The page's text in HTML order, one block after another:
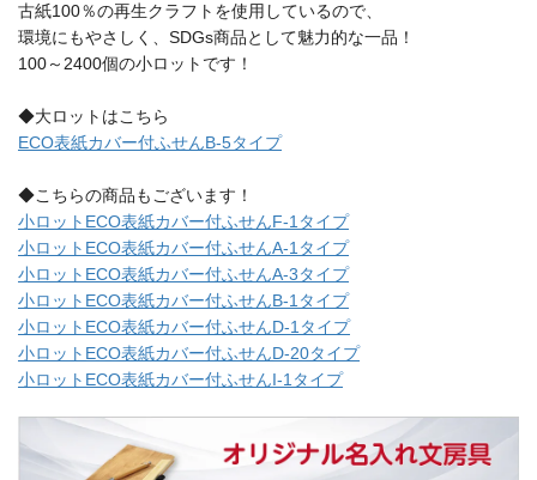
古紙100％の再生クラフトを使用しているので、
環境にもやさしく、SDGs商品として魅力的な一品！
100～2400個の小ロットです！
◆大ロットはこちら
ECO表紙カバー付ふせんB-5タイプ
◆こちらの商品もございます！
小ロットECO表紙カバー付ふせんF-1タイプ
小ロットECO表紙カバー付ふせんA-1タイプ
小ロットECO表紙カバー付ふせんA-3タイプ
小ロットECO表紙カバー付ふせんB-1タイプ
小ロットECO表紙カバー付ふせんD-1タイプ
小ロットECO表紙カバー付ふせんD-20タイプ
小ロットECO表紙カバー付ふせんI-1タイプ